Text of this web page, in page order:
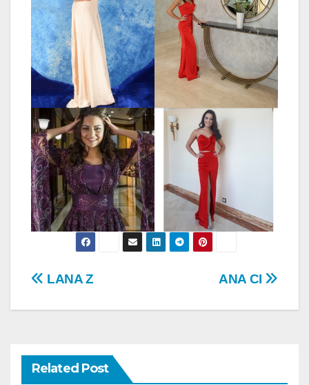
Post
navigation
ANA CI
LANA Z
Related Post